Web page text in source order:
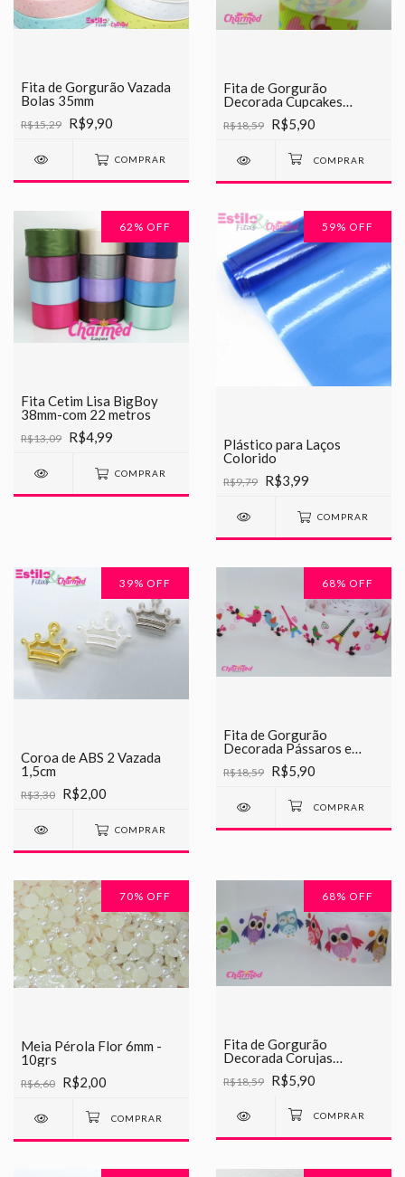
Fita de Gorgurão Vazada
Bolas 35mm
R$15,29 R$9,90
COMPRAR
Fita de Gorgurão
Decorada Cupcakes
Chinesinha 38mm
R$18,59 R$5,90
62 % OFF
Fita Cetim Lisa BigBoy
38mm-com 22 metros
R$13,09 R$4,99
COMPRAR
59% OFF
Plástico para Laços
Colorido
R$9,79 R$3,99
COMPRAR
39% OFF
Coroa de ABS 2 Vazada
1,5cm
R$3,30 R$2,00
COMPRAR
68% OFF
Fita de Gorgurão
Decorada Pássaros e
Torres Chinesinha 38mm
R$18,59 R$5,90
70% OFF
Meia Pérola Flor 6mm -
10grs
R$6,60 R$2,00
68% OFF
Fita de Gorgurão
Decorada Corujas
Chinesinha 38mm
R$18,59 R$5,90